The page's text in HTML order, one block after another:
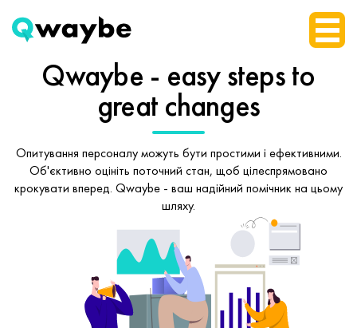
Qwaybe - easy stepsto
great changes
Опитування персоналу можуть бути простими і ефективними.
Об'єктивно оцініть поточний стан, щоб цілеспрямовано
крокувати вперед. Qwaybe - ваш надійний помічник на цьому
шляху.